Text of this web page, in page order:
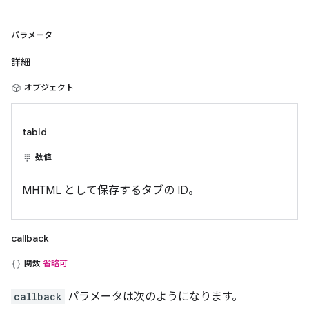
パラメータ
詳細
オブジェクト
tabId
数値
MHTML として保存するタブの ID。
callback
関数 省略可
callback パラメータは次のようになります。